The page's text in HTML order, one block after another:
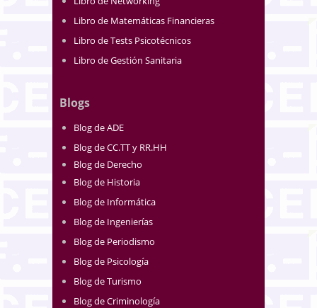
Libro de Matemáticas Financieras
Libro de Tests Psicotécnicos
Libro de Gestión Sanitaria
Blogs
Blog de ADE
Blog de CC.TT y RR.HH
Blog de Derecho
Blog de Historia
Blog de Informática
Blog de Ingenierías
Blog de Periodismo
Blog de Psicología
Blog de Turismo
Blog de Criminología